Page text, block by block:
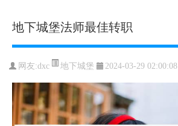
地下城堡法师最佳转职
网友:dxc 地下城堡 2024-03-29 02:00:08